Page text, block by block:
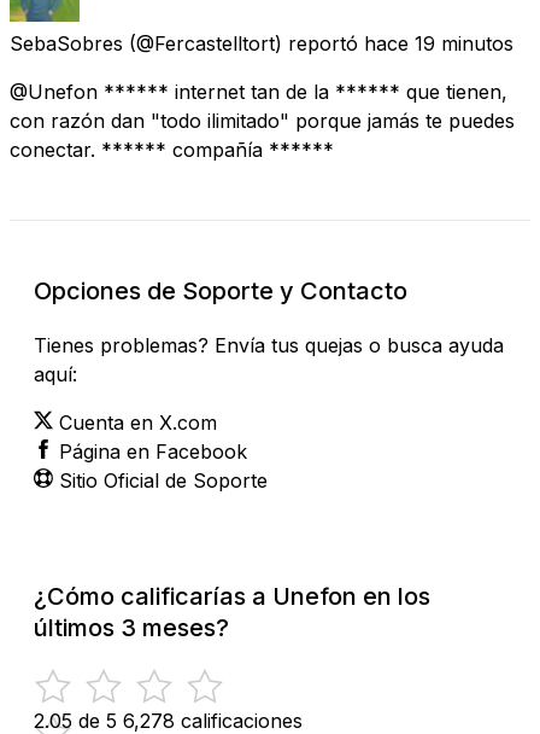
SebaSobres (@Fercastelltort) reportó hace 19 minutos
@Unefon ****** internet tan de la ****** que tienen,
con razón dan "todo ilimitado" porque jamás te puedes
conectar. ****** compañía ******
Opciones de Soporte y Contacto
Tienes problemas? Envía tus quejas o busca ayuda
aquí:
Cuenta en X.com
Página en Facebook
Sitio Oficial de Soporte
¿Cómo calificarías a Unefon en los
últimos 3 meses?
2.05 de 5 6,278 calificaciones